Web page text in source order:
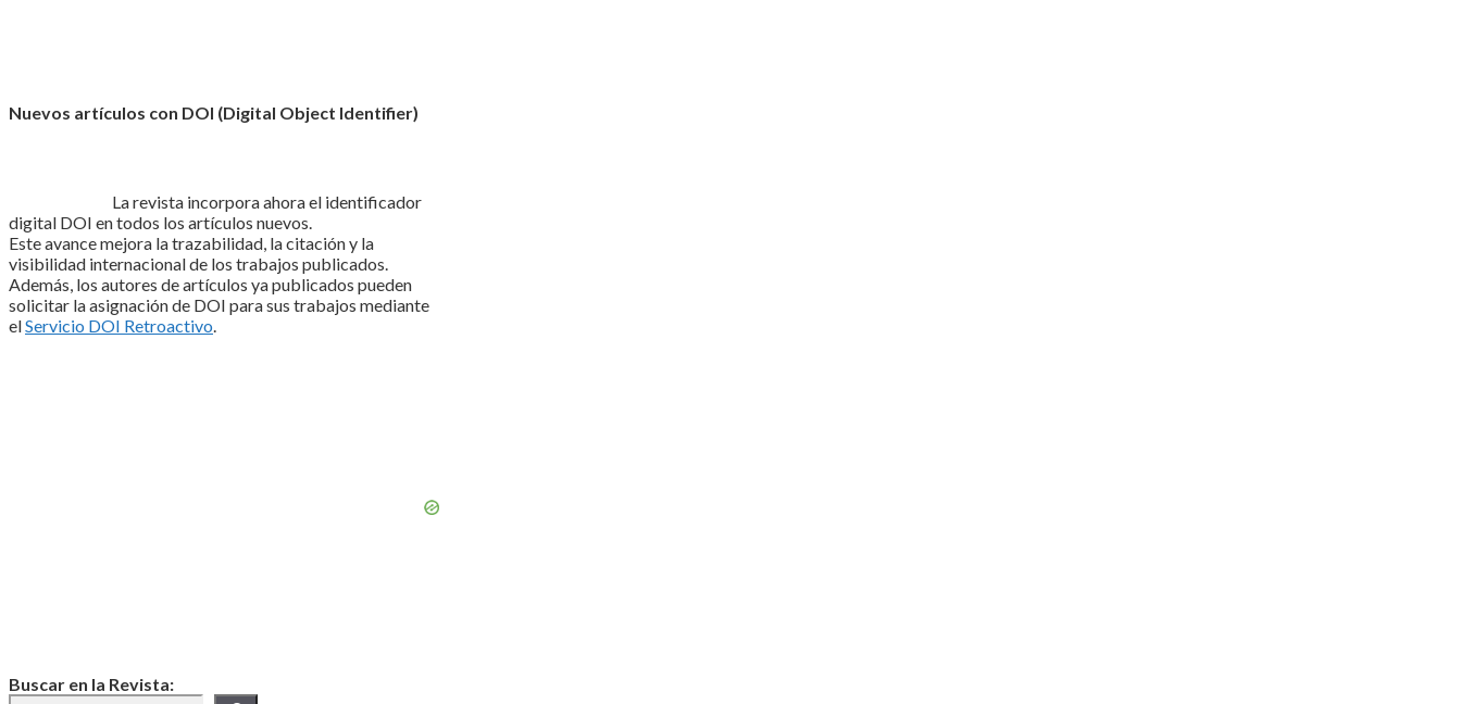
Nuevos artículos con DOI (Digital Object Identifier)
La revista incorpora ahora el identificador
digital DOI en todos los artículos nuevos.
Este avance mejora la trazabilidad, la citación y la
visibilidad internacional de los trabajos publicados.
Además, los autores de artículos ya publicados pueden
solicitar la asignación de DOI para sus trabajos mediante
elServicio DOI Retroactivo.
Buscar en la Revista: